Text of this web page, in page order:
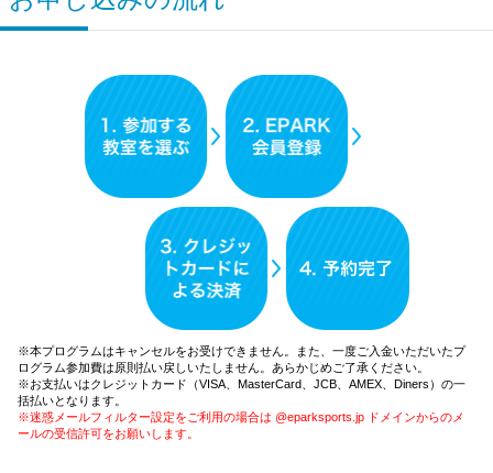
※本プログラムはキャンセルをお受けできません。また、一度ご入金いただいたプ
ログラム参加費は原則払い戻しいたしません。あらかじめご了承ください。
※お支払いはクレジットカード（VISA、MasterCard、JCB、AMEX、Diners）の一
括払いとなります。
※迷惑メールフィルター設定をご利用の場合は @eparksports.jp ドメインからのメ
ールの受信許可をお願いします。